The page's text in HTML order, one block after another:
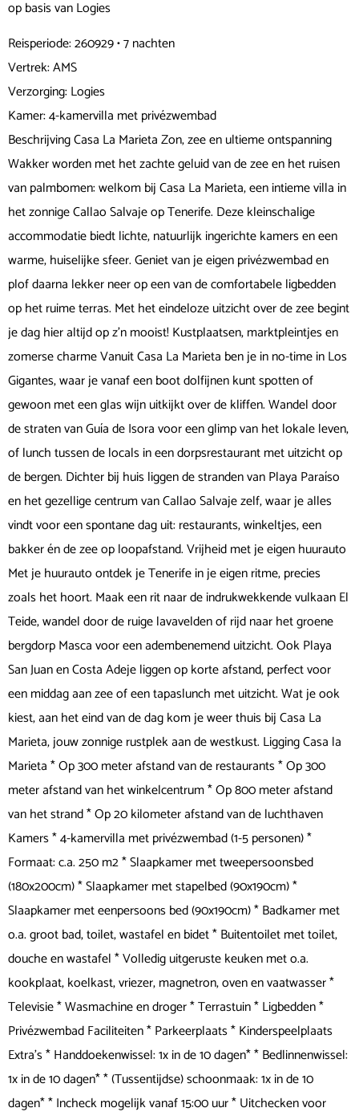
op basis van Logies
Reisperiode: 260929 • 7 nachten
Vertrek: AMS
Verzorging: Logies
Kamer: 4-kamervilla met privézwembad
Beschrijving Casa La Marieta Zon, zee en ultieme ontspanning
Wakker worden met het zachte geluid van de zee en het ruisen
van palmbomen: welkom bij Casa La Marieta, een intieme villa in
het zonnige Callao Salvaje op Tenerife. Deze kleinschalige
accommodatie biedt lichte, natuurlijk ingerichte kamers en een
warme, huiselijke sfeer. Geniet van je eigen privézwembad en
plof daarna lekker neer op een van de comfortabele ligbedden
op het ruime terras. Met het eindeloze uitzicht over de zee begint
je dag hier altijd op z’n mooist! Kustplaatsen, marktpleintjes en
zomerse charme Vanuit Casa La Marieta ben je in no-time in Los
Gigantes, waar je vanaf een boot dolfijnen kunt spotten of
gewoon met een glas wijn uitkijkt over de kliffen. Wandel door
de straten van Guía de Isora voor een glimp van het lokale leven,
of lunch tussen de locals in een dorpsrestaurant met uitzicht op
de bergen. Dichter bij huis liggen de stranden van Playa Paraíso
en het gezellige centrum van Callao Salvaje zelf, waar je alles
vindt voor een spontane dag uit: restaurants, winkeltjes, een
bakker én de zee op loopafstand. Vrijheid met je eigen huurauto
Met je huurauto ontdek je Tenerife in je eigen ritme, precies
zoals het hoort. Maak een rit naar de indrukwekkende vulkaan El
Teide, wandel door de ruige lavavelden of rijd naar het groene
bergdorp Masca voor een adembenemend uitzicht. Ook Playa
San Juan en Costa Adeje liggen op korte afstand, perfect voor
een middag aan zee of een tapaslunch met uitzicht. Wat je ook
kiest, aan het eind van de dag kom je weer thuis bij Casa La
Marieta, jouw zonnige rustplek aan de westkust. Ligging Casa la
Marieta * Op 300 meter afstand van de restaurants * Op 300
meter afstand van het winkelcentrum * Op 800 meter afstand
van het strand * Op 20 kilometer afstand van de luchthaven
Kamers * 4-kamervilla met privézwembad (1-5 personen) *
Formaat: c.a. 250 m2 * Slaapkamer met tweepersoonsbed
(180x200cm) * Slaapkamer met stapelbed (90x190cm) *
Slaapkamer met eenpersoons bed (90x190cm) * Badkamer met
o.a. groot bad, toilet, wastafel en bidet * Buitentoilet met toilet,
douche en wastafel * Volledig uitgeruste keuken met o.a.
kookplaat, koelkast, vriezer, magnetron, oven en vaatwasser *
Televisie * Wasmachine en droger * Terrastuin * Ligbedden *
Privézwembad Faciliteiten * Parkeerplaats * Kinderspeelplaats
Extra's * Handdoekenwissel: 1x in de 10 dagen* * Bedlinnenwissel:
1x in de 10 dagen* * (Tussentijdse) schoonmaak: 1x in de 10
dagen* * Incheck mogelijk vanaf 15:00 uur * Uitchecken voor